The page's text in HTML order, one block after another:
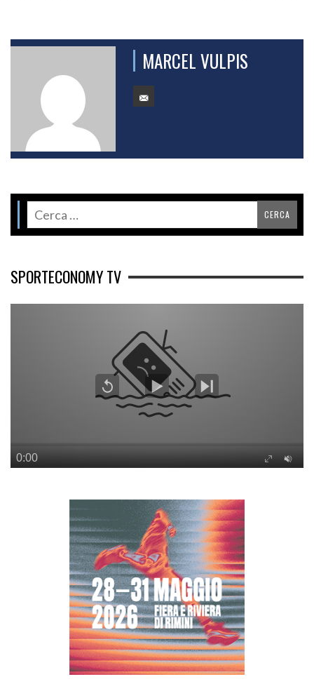
MARCEL VULPIS
SPORTECONOMY TV